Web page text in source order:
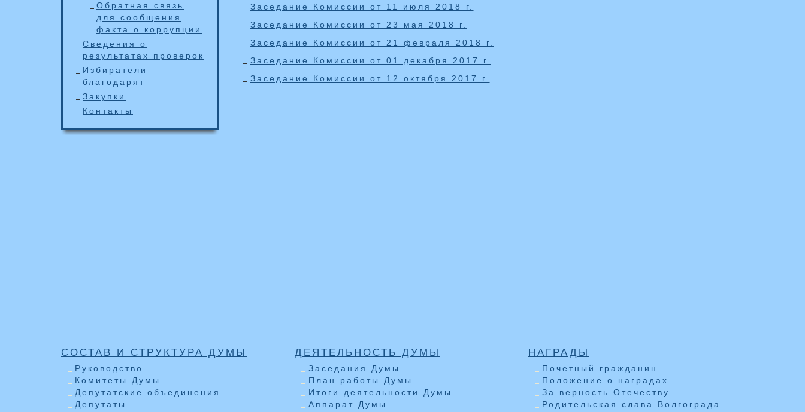
Обратная связь
для сообщения
факта о коррупции
Сведения о
результатах проверок
Избиратели
благодарят
Закупки
Контакты
Заседание Комиссии от 11 июля 2018 г.
Заседание Комиссии от 23 мая 2018 г.
Заседание Комиссии от 21 февраля 2018 г.
Заседание Комиссии от 01 декабря 2017 г.
Заседание Комиссии от 12 октября 2017 г.
СОСТАВ И СТРУКТУРА ДУМЫ
Руководство
Комитеты Думы
Депутатские объединения
Депутаты
ДЕЯТЕЛЬНОСТЬ ДУМЫ
Заседания Думы
План работы Думы
Итоги деятельности Думы
Аппарат Думы
НАГРАДЫ
Почетный гражданин
Положение о наградах
За верность Отечеству
Родительская слава Волгограда